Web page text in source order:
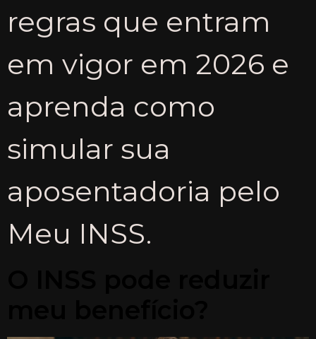
regras que entram
em vigor em 2026 e
aprenda como
simular sua
aposentadoria pelo
Meu INSS.